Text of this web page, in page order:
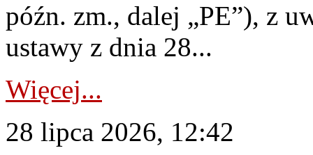
późn. zm., dalej „PE”), z
ustawy z dnia 28...
Więcej...
28 lipca 2026, 12:42